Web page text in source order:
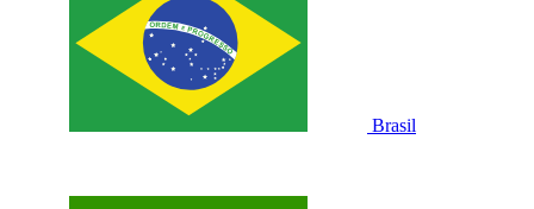
Brasil